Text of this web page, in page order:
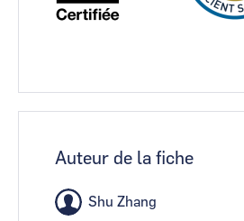
Auteur de la fiche
Shu Zhang